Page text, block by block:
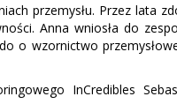
przemysłu. Przez lata
Anna wniosła do
o wzornictwo
InCredibles